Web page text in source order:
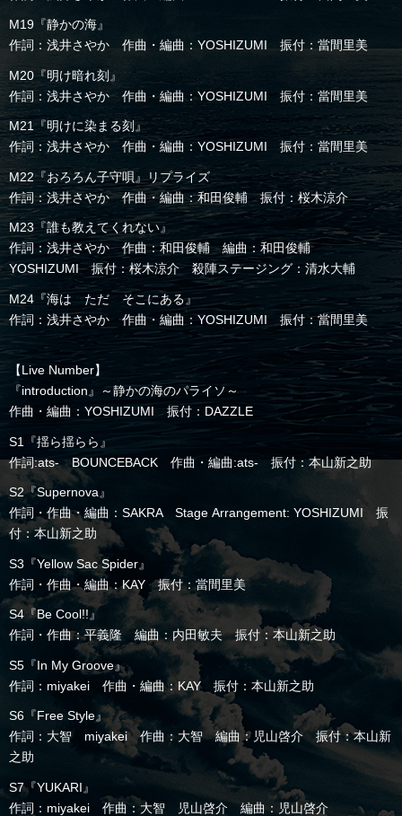
M19『静かの海』
作詞：浅井さやか 作曲・編曲：YOSHIZUMI 振付：當間里美
M20『明け暗れ刻』
作詞：浅井さやか 作曲・編曲：YOSHIZUMI 振付：當間里美
M21『明けに染まる刻』
作詞：浅井さやか 作曲・編曲：YOSHIZUMI 振付：當間里美
M22『おろろん子守唄』リプライズ
作詞：浅井さやか 作曲・編曲：和田俊輔 振付：桜木涼介
M23『誰も教えてくれない』
作詞：浅井さやか 作曲：和田俊輔 編曲：和田俊輔
YOSHIZUMI 振付：桜木涼介 殺陣ステージング：清水大輔
M24『海は ただ そこにある』
作詞：浅井さやか 作曲・編曲：YOSHIZUMI 振付：當間里美
【Live Number】
『introduction』～静かの海のパライソ～
作曲・編曲：YOSHIZUMI 振付：DAZZLE
S1『揺ら揺らら』
作詞:ats- BOUNCEBACK 作曲・編曲:ats- 振付：本山新之助
S2『Supernova』
作詞・作曲・編曲：SAKRA Stage Arrangement: YOSHIZUMI 振
付：本山新之助
S3『Yellow Sac Spider』
作詞・作曲・編曲：KAY 振付：當間里美
S4『Be Cool!!』
作詞・作曲：平義隆 編曲：内田敏夫 振付：本山新之助
S5『In My Groove』
作詞：miyakei 作曲・編曲：KAY 振付：本山新之助
S6『Free Style』
作詞：大智 miyakei 作曲：大智 編曲：児山啓介 振付：本山新
之助
S7『YUKARI』
作詞：miyakei 作曲：大智 児山啓介 編曲：児山啓介